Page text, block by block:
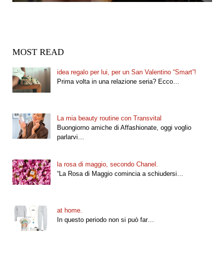
MOST READ
idea regalo per lui, per un San Valentino “Smart”!
Prima volta in una relazione seria? Ecco…
La mia beauty routine con Transvital
Buongiorno amiche di Affashionate, oggi voglio
parlarvi…
la rosa di maggio, secondo Chanel.
“La Rosa di Maggio comincia a schiudersi…
at home.
In questo periodo non si può far…